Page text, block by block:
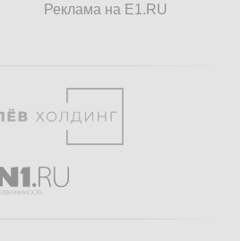
Реклама на E1.RU